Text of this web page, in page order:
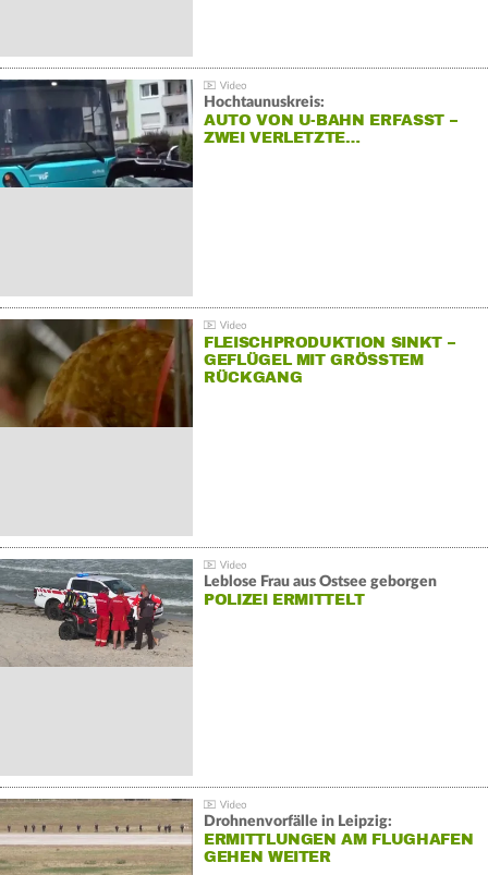
Hochtaunuskreis:
AUTO VON U-BAHN ERFASST –
ZWEI VERLETZTE…
FLEISCHPRODUKTION SINKT –
GEFLÜGEL MIT GRÖSSTEM R
ÜCKGANG
Leblose Frau aus Ostsee geborgen
POLIZEI ERMITTELT
Drohnenvorfälle in Leipzig:
ERMITTLUNGEN AM FLUGHAFEN
GEHEN WEITER